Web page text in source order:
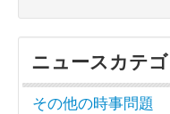
ニュースカテ
その他の時事問題